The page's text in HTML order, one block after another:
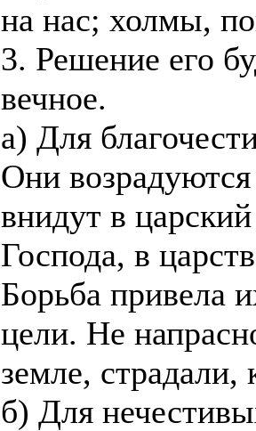
на нас; холмы,
3. Решение его
вечное.
а) Для
Они возрадуются
внидут в
Господа, в
Борьба привела
цели. He
земле, страдали,
б) Для